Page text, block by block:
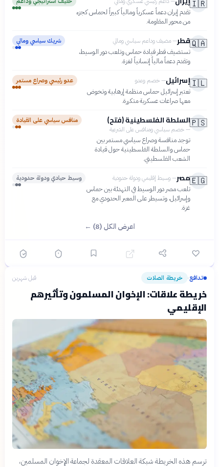
🇮🇷
تقدم إيران دعماً عسكرياً ومالياً كبيراً لحماس كجزء
من محور المقاومة.
🇶🇦قطر—مضيف وداعم سياسي ومالي
تستضيف قطر قيادة حماس وتلعب دور الوسيط،
وتقدم دعماً مالياً إنسانياً لغزة.
شريك سياسي ومالي
🇮🇱إسرائيل—خصم وعدو
تعتبر إسرائيل حماس منظمة إرهابية وتخوض
معها صراعات عسكرية متكررة.
عدو رئيسي وصراع مستمر
🇵🇸السلطة الفلسطينية (فتح)
—خصم سياسي ومنافس على الشرعية
توجد منافسة وصراع سياسي مستمر بين
حماس والسلطة الفلسطينية حول قيادة
الشعب الفلسطيني.
منافس سياسي على القيادة
🇪🇬مصر—وسيط إقليمي ودولة حدودية
تلعب مصر دور الوسيط في التهدئة بين حماس
وإسرائيل، وتسيطر على المعبر الحدودي مع
غزة.
وسيط حيادي ودولة حدودية
اعرض الكل (8) ←
تدافع› خريطة الصلات قبل شهرين
خريطة علاقات: الإخوان المسلمون وتأثيرهم
الإقليمي
ترسم هذه الخريطة شبكة العلاقات المعقدة لجماعة الإخوان المسلمين،